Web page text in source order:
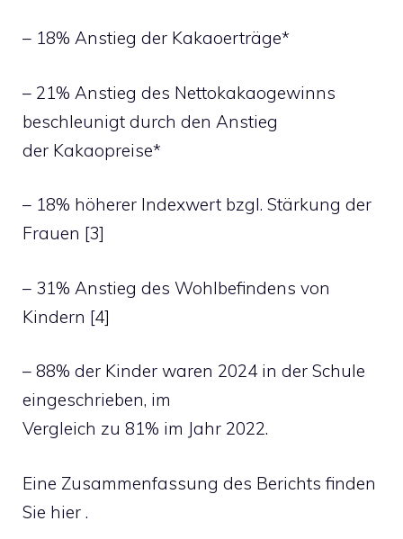
– 18% Anstieg der Kakaoerträge*
– 21% Anstieg des Nettokakaogewinns
beschleunigt durch den Anstieg
der Kakaopreise*
– 18% höherer Indexwert bzgl. Stärkung der
Frauen [3]
– 31% Anstieg des Wohlbefindens von
Kindern [4]
– 88% der Kinder waren 2024 in der Schule
eingeschrieben, im
Vergleich zu 81% im Jahr 2022.
Eine Zusammenfassung des Berichts finden
Sie hier .